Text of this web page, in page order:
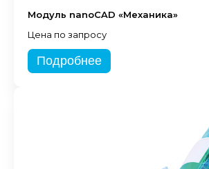
Модуль nanoCAD «Механика»
Цена по запросу
Подробнее